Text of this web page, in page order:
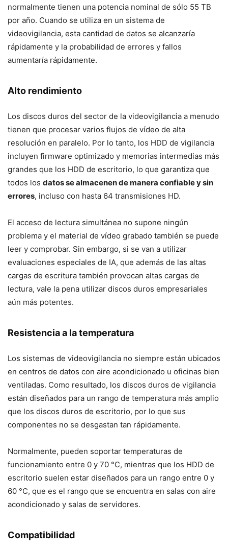
normalmente tienen una potencia nominal de sólo 55 TB
por año. Cuando se utiliza en un sistema de
videovigilancia, esta cantidad de datos se alcanzaría
rápidamente y la probabilidad de errores y fallos
aumentaría rápidamente.
Alto rendimiento
Los discos duros del sector de la videovigilancia a menudo
tienen que procesar varios flujos de vídeo de alta
resolución en paralelo. Por lo tanto, los HDD de vigilancia
incluyen firmware optimizado y memorias intermedias más
grandes que los HDD de escritorio, lo que garantiza que
todos los datos se almacenen de manera confiable y sin
errores, incluso con hasta 64 transmisiones HD.
El acceso de lectura simultánea no supone ningún
problema y el material de vídeo grabado también se puede
leer y comprobar. Sin embargo, si se van a utilizar
evaluaciones especiales de IA, que además de las altas
cargas de escritura también provocan altas cargas de
lectura, vale la pena utilizar discos duros empresariales
aún más potentes.
Resistencia a la temperatura
Los sistemas de videovigilancia no siempre están ubicados
en centros de datos con aire acondicionado u oficinas bien
ventiladas. Como resultado, los discos duros de vigilancia
están diseñados para un rango de temperatura más amplio
que los discos duros de escritorio, por lo que sus
componentes no se desgastan tan rápidamente.
Normalmente, pueden soportar temperaturas de
funcionamiento entre 0 y 70 °C, mientras que los HDD de
escritorio suelen estar diseñados para un rango entre 0 y
60 °C, que es el rango que se encuentra en salas con aire
acondicionado y salas de servidores.
Compatibilidad